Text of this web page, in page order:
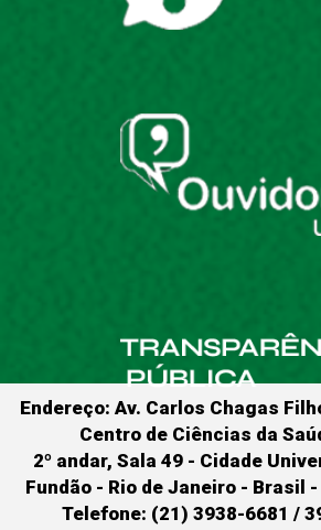
Endereço: Av. Carlos Chagas
Centro de Ciências da
2º andar, Sala 49 - Cidade
Fundão - Rio de Janeiro - Brasil -
Telefone: (21) 3938-6681 /